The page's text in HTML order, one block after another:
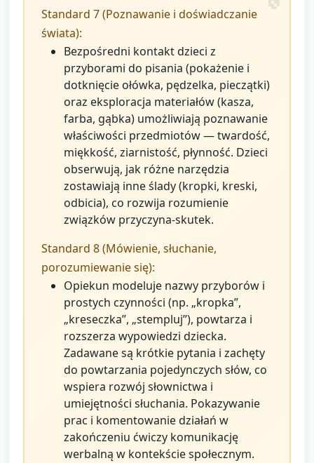
Standard 7 (Poznawanie i doświadczanie
świata):
Bezpośredni kontakt dzieci z
przyborami do pisania (pokażenie i
dotknięcie ołówka, pędzelka, pieczątki)
oraz eksploracja materiałów (kasza,
farba, gąbka) umożliwiają poznawanie
właściwości przedmiotów — twardość,
miękkość, ziarnistość, płynność. Dzieci
obserwują, jak różne narzędzia
zostawiają inne ślady (kropki, kreski,
odbicia), co rozwija rozumienie
związków przyczyna-skutek.
Standard 8 (Mówienie, słuchanie,
porozumiewanie się):
Opiekun modeluje nazwy przyborów i
prostych czynności (np. „kropka”,
„kreseczka”, „stempluj”), powtarza i
rozszerza wypowiedzi dziecka.
Zadawane są krótkie pytania i zachęty
do powtarzania pojedynczych słów, co
wspiera rozwój słownictwa i
umiejętności słuchania. Pokazywanie
prac i komentowanie działań w
zakończeniu ćwiczy komunikację
werbalną w kontekście społecznym.